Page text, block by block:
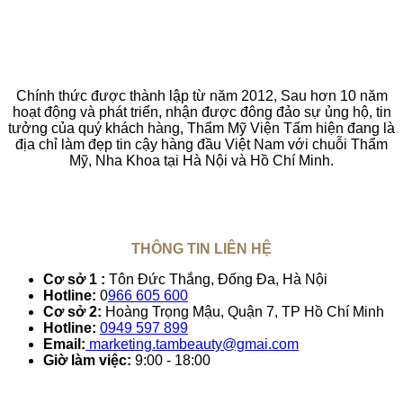
Chính thức được thành lập từ năm 2012, Sau hơn 10 năm
hoạt động và phát triển, nhận được đông đảo sự ủng hộ, tin
tưởng của quý khách hàng, Thẩm Mỹ Viện Tấm hiện đang là
địa chỉ làm đẹp tin cậy hàng đầu Việt Nam với chuỗi Thẩm
Mỹ, Nha Khoa tại Hà Nội và Hồ Chí Minh.
THÔNG TIN LIÊN HỆ
Cơ sở 1 : Tôn Đức Thắng, Đống Đa, Hà Nội
Hotline: 0966 605 600
Cơ sở 2: Hoàng Trọng Mậu, Quận 7, TP Hồ Chí Minh
Hotline: 0949 597 899
Email: marketing.tambeauty@gmai.com
Giờ làm việc: 9:00 - 18:00